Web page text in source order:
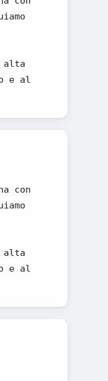
alta
e al
con
alta
e al